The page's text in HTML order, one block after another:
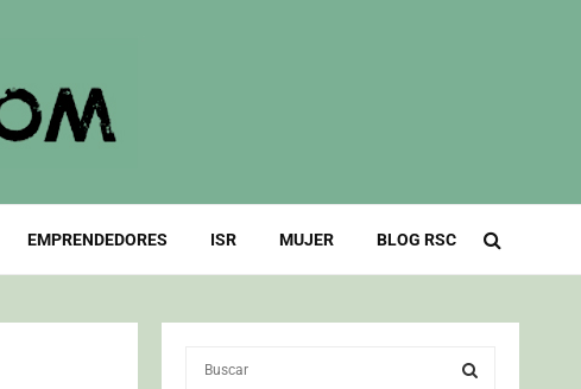
EMPRENDEDORES ISR MUJER BLOG RSC